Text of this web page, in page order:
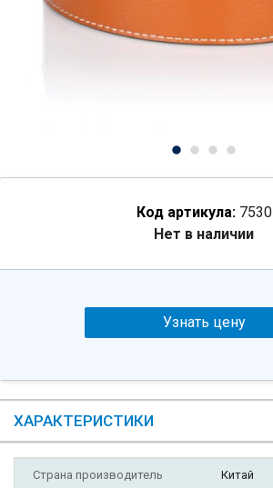
Код артикула: 7530
Нет в наличии
Узнать цену
ХАРАКТЕРИСТИКИ
Страна производитель Китай